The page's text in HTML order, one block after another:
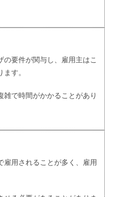
要件が関与し、雇用主はこ
す。
雑で時間がかかることがあり
雇用されることが多く、雇用